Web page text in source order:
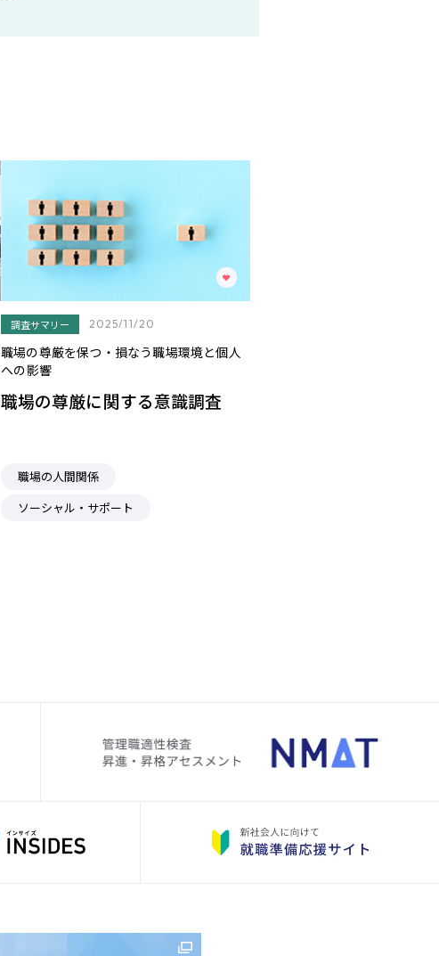
調査サマリー 2025/11/20
職場の尊厳を保つ・損なう職場環境と個人
への影響
職場の尊厳に関する意識調査
職場の人間関係
ソーシャル・サポート